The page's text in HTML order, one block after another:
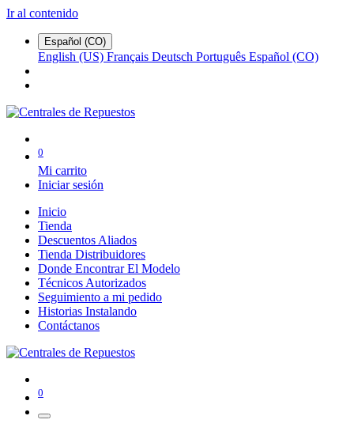
Ir al contenido
Español (CO)
English (US) Français Deutsch Português Español (CO)
0
Mi carrito
Iniciar sesión
Inicio
Tienda
Descuentos Aliados
Tienda Distribuidores
Donde Encontrar El Modelo
Técnicos Autorizados
Seguimiento a mi pedido
Historias Instalando
Contáctanos
0